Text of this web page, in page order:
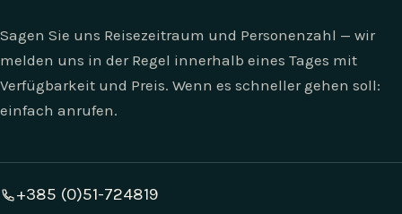
Sagen Sie uns Reisezeitraum und Personenzahl — wir
melden uns in der Regel innerhalb eines Tages mit
Verfügbarkeit und Preis. Wenn es schneller gehen soll:
einfach anrufen.
+385 (0)51-724819